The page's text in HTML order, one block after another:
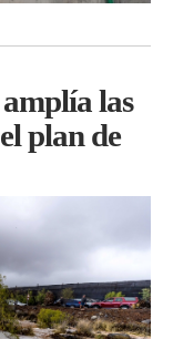
las
plan de